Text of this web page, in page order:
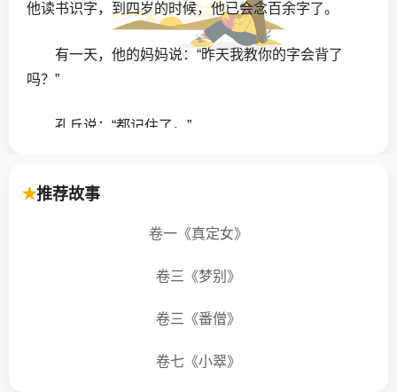
他读书识字，到四岁的时候，他已会念百余字了。
有一天，他的妈妈说：“昨天我教你的字会背了
吗？”
孔丘说：“都记住了。”
被窝后对哥哥说：“哥哥，妈妈教给你的字都记住了
哥哥道：“都记住了。你呢？”
孔丘说：“一我已经练了多遍，也许都记住了，可
推荐故事
卷一《真定女》
卷三《梦别》
卷三《番僧》
卷七《小翠》